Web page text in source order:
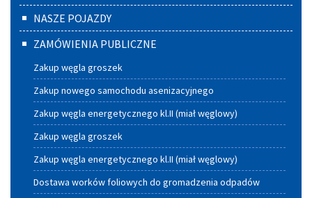
NASZE POJAZDY
ZAMÓWIENIA PUBLICZNE
Zakup węgla groszek
Zakup nowego samochodu asenizacyjnego
Zakup węgla energetycznego kl.II (miał węglowy)
Zakup węgla groszek
Zakup węgla energetycznego kl.II (miał węglowy)
Dostawa worków foliowych do gromadzenia odpadów